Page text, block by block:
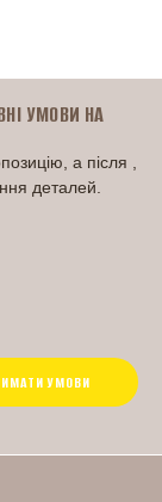
УМОВИ НА
а після ,
деталей.
УМОВИ